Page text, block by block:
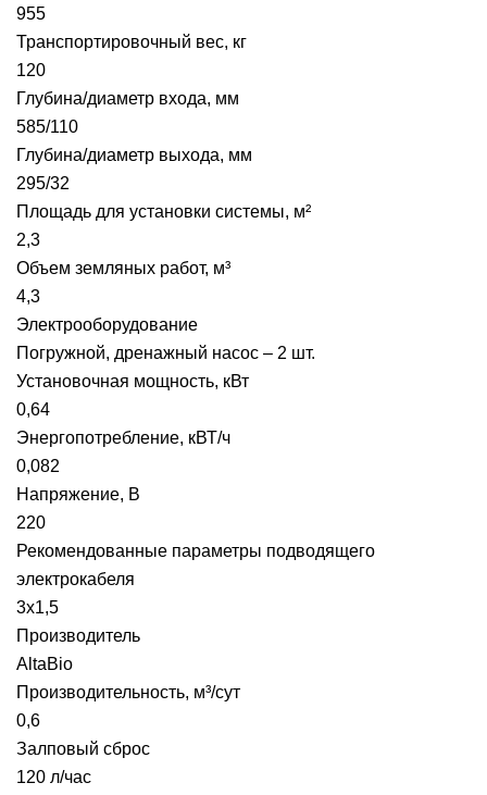
955
Транспортировочный вес, кг
120
Глубина/диаметр входа, мм
585/110
Глубина/диаметр выхода, мм
295/32
Площадь для установки системы, м²
2,3
Объем земляных работ, м³
4,3
Электрооборудование
Погружной, дренажный насос – 2 шт.
Установочная мощность, кВт
0,64
Энергопотребление, кВТ/ч
0,082
Напряжение, В
220
Рекомендованные параметры подводящего
электрокабеля
3х1,5
Производитель
AltaBio
Производительность, м³/сут
0,6
Залповый сброс
120 л/час